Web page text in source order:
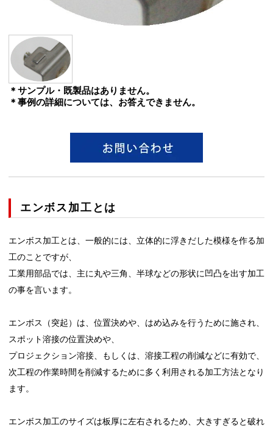
＊サンプル・既製品はありません。
＊事例の詳細については、お答えできません。
エンボス加工とは
エンボス加工とは、一般的には、立体的に浮きだした模様を作る加
工のことですが、
工業用部品では、主に丸や三角、半球などの形状に凹凸を出す加工
の事を言います。
エンボス（突起）は、位置決めや、はめ込みを行うために施され、
スポット溶接の位置決めや、
プロジェクション溶接、もしくは、溶接工程の削減などに有効で、
次工程の作業時間を削減するために多く利用される加工方法となり
ます。
エンボス加工のサイズは板厚に左右されるため、大きすぎると破れ